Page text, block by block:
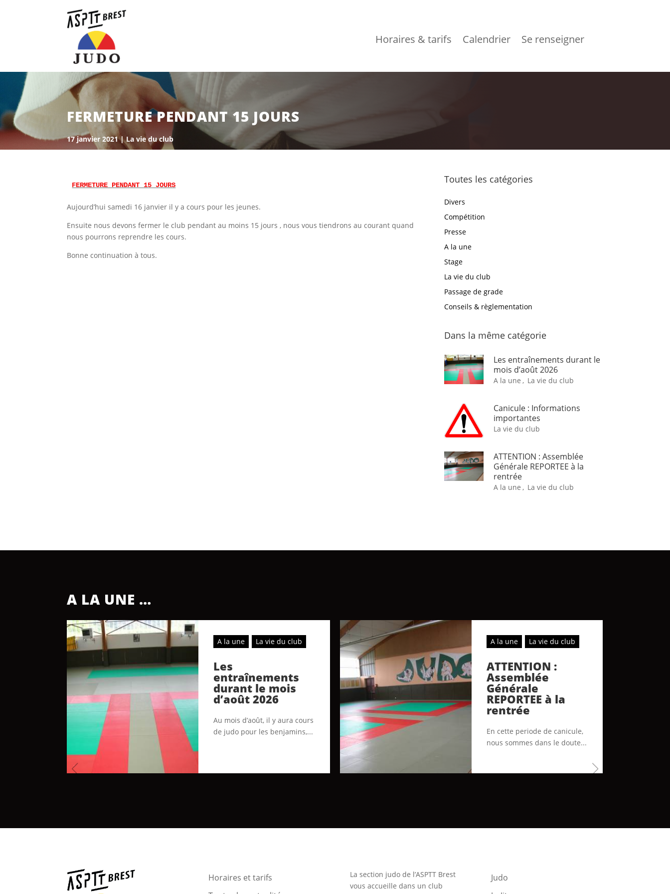
Horaires & tarifs Calendrier Se renseigner
FERMETURE PENDANT 15 JOURS
17 janvier 2021|La vie du club
FERMETURE PENDANT 15 JOURS
Aujourd’hui samedi 16 janvier il y a cours pour les jeunes.
Ensuite nous devons fermer le club pendant au moins 15 jours , nous vous tiendrons au courant quand
nous pourrons reprendre les cours.
Bonne continuation à tous.
Toutes les catégories
Divers
Compétition
Presse
A la une
Stage
La vie du club
Passage de grade
Conseils & règlementation
Dans la même catégorie
Les entraînements durant le
mois d’août 2026
A la une , La vie du club
Canicule : Informations
importantes
La vie du club
ATTENTION : Assemblée
Générale REPORTEE à la
rentrée
A la une , La vie du club
A LA UNE …
A la une La vie du club
Les
entraînements
durant le mois
d’août 2026
Au mois d’août, il y aura cours
de judo pour les benjamins,...
A la une La vie du club
ATTENTION :
Assemblée
Générale
REPORTEE à la
rentrée
En cette periode de canicule,
nous sommes dans le doute...
Horaires et tarifs
La section judo de l’ASPTT Brest
vous accueille dans un club
Judo